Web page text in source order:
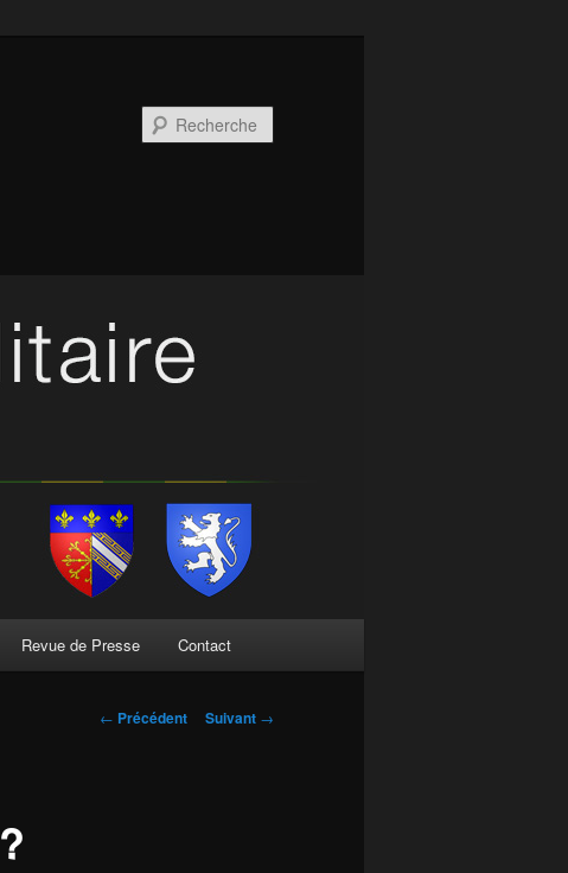
Revue de Presse Contact
Navigation
← Précédent Suivant →